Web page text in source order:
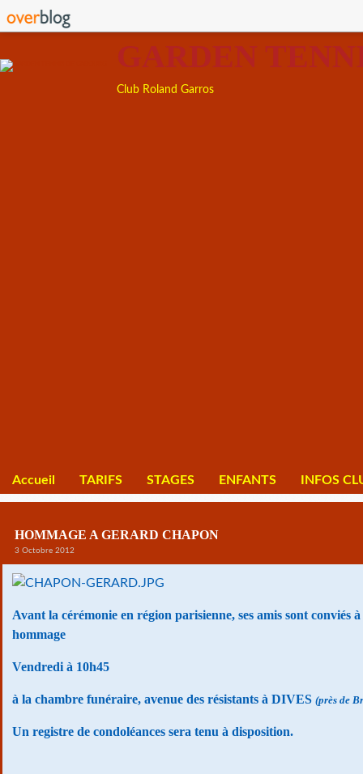
GARDEN
Club Roland Garros
Accueil TARIFS STAGES ENFANTS INFOS
HOMMAGE A GERARD CHAPON
3 Octobre 2012
Avant la cérémonie en région parisienne, ses amis sont conviés
hommage
Vendredi à 10h45
à la chambre funéraire, avenue des résistants à DIVES (près de
Un registre de condoléances sera tenu à disposition.